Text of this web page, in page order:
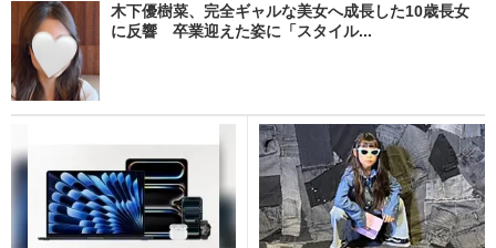
木下優樹菜、完全ギャルな美女へ成長した10歳長女
に反響 卒業迎えた姿に「スタイル...